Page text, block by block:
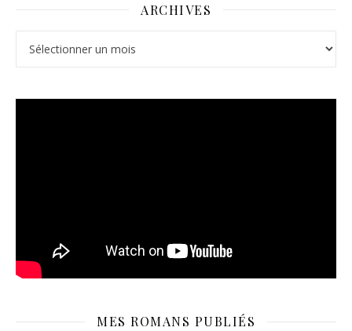
ARCHIVES
MES ROMANS PUBLIÉS